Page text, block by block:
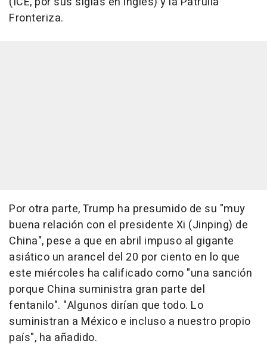
Fronteriza.
Por otra parte, Trump ha presumido de su "muy
buena relación con el presidente Xi (Jinping) de
China", pese a que en abril impuso al gigante
asiático un arancel del 20 por ciento en lo que
este miércoles ha calificado como "una sanción
porque China suministra gran parte del
fentanilo". "Algunos dirían que todo. Lo
suministran a México e incluso a nuestro propio
país", ha añadido.